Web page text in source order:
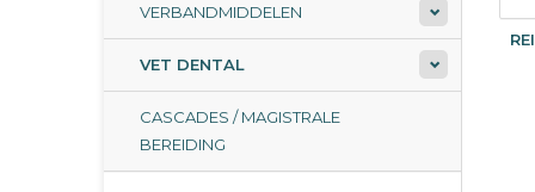
VERBANDMIDDELEN
VET DENTAL
CASCADES / MAGISTRALE
BEREIDING